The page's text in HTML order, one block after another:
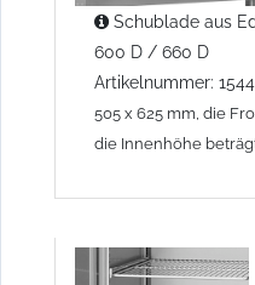
Schublade aus
600 D / 660 D
Artikelnummer:
505 x 625 mm, die
die Innenhöhe